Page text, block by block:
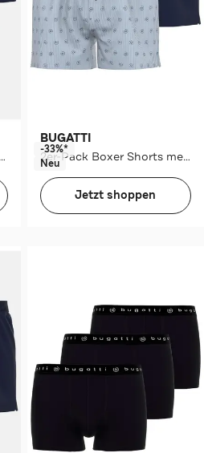
3er-Pack Boxer Trunks dunkelblau
BUGATTI
2er-Pack Boxer Shorts mehrfarbig
-33%*
Neu
Jetzt shoppen